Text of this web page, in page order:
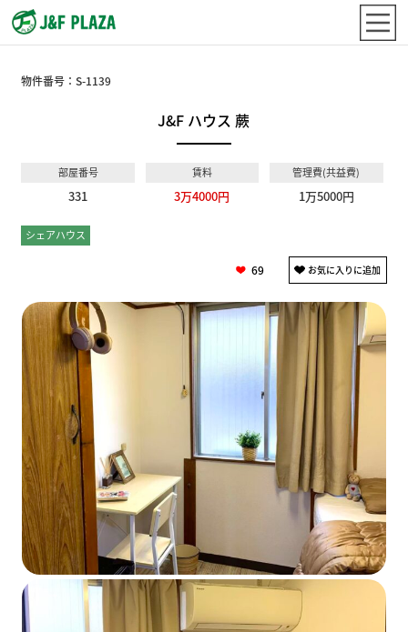
物件番号：S-1139
J&F ハウス 蕨
部屋番号
331
賃料
3万4000円
管理費(共益費)
1万5000円
シェアハウス
69